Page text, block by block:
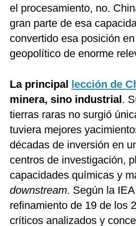
el procesamiento, no.
gran parte de esa
convertido esa posición
geopolítico de enorme
La principal lección de
minera, sino industrial.
tierras raras no surgió
tuviera mejores
décadas de inversión en
centros de investigación,
capacidades químicas y
downstream. Según la
refinamiento de 19 de los
críticos analizados y